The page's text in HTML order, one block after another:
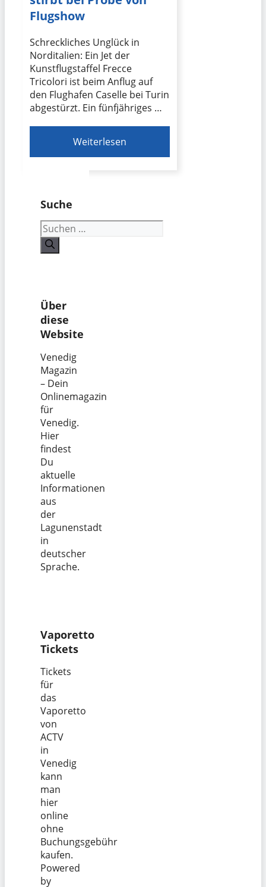
Flugshow
Schreckliches Unglück in
Norditalien: Ein Jet der
Kunstflugstaffel Frecce
Tricolori ist beim Anflug auf
den Flughafen Caselle bei Turin
abgestürzt. Ein fünfjähriges …
Weiterlesen
Suche
Suchen
nach:
Über
diese
Website
Venedig
Magazin
– Dein
Onlinemagazin
für
Venedig.
Hier
findest
Du
aktuelle
Informationen
aus
der
Lagunenstadt
in
deutscher
Sprache.
Vaporetto
Tickets
Tickets
für
das
Vaporetto
von
ACTV
in
Venedig
kann
man
hier
online
ohne
Buchungsgebühr
kaufen.
Powered
by